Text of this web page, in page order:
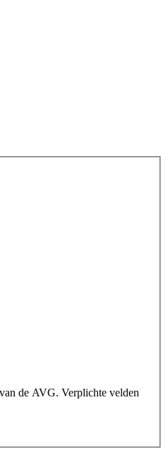
de AVG. Verplichte velden